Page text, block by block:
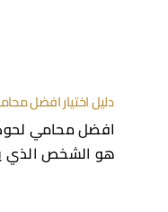
دليل اختيار افضل
افضل محامي
هو الشخص الذي